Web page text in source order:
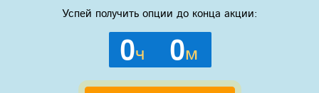
Успей получить опции до конца акции:
0ч 0м